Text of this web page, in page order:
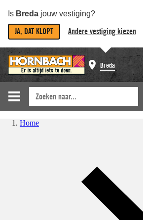
Is Breda jouw vestiging?
JA, DAT KLOPT Andere vestiging kiezen
Breda
Home